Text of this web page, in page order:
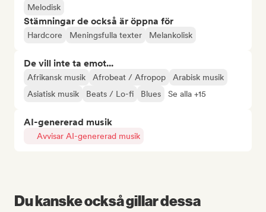
Melodisk
Stämningar de också är öppna för
Hardcore Meningsfulla texter Melankolisk
De vill inte ta emot...
Afrikansk musik Afrobeat / Afropop
Arabisk musik
Asiatisk musik
Beats / Lo-fi Blues Se alla +15
AI-genererad musik
Avvisar AI-genererad musik
Du kanske också gillar dessa